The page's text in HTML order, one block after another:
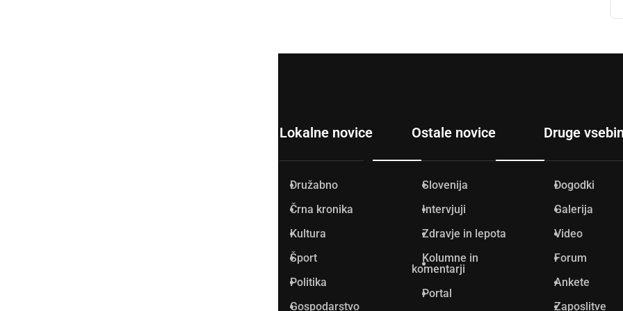
Lokalne novice
Družabno
Črna kronika
Kultura
Šport
Politika
Gospodarstvo
Ostale novice
Slovenija
Intervjuji
Zdravje in lepota
Kolumne in
komentarji
Portal
Druge
Dogodki
Galerija
Video
Forum
Ankete
Zaposlitve